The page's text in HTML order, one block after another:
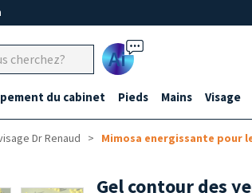
Ai
du cabinet Pieds Mains Visage
Dr Renaud Mimosa energissante pour
Gel contour des